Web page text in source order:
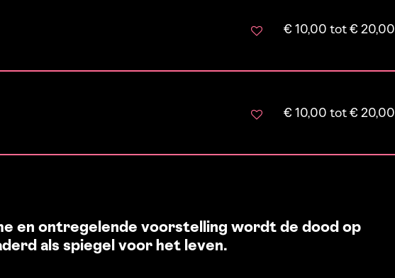
€ 10,00 tot € 20,00
€ 10,00 tot € 20,00
en ontregelende voorstelling wordt de dood op
als spiegel voor het leven.